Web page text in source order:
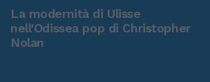
La modernità di Ulisse
nell'Odissea pop di Christopher
Nolan